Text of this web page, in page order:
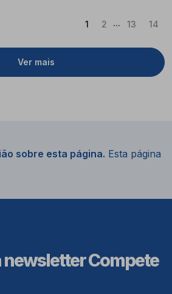
Ver mais
1 (Atual)
2 ... 13 14
sobre esta página. Esta página
newsletter Compete